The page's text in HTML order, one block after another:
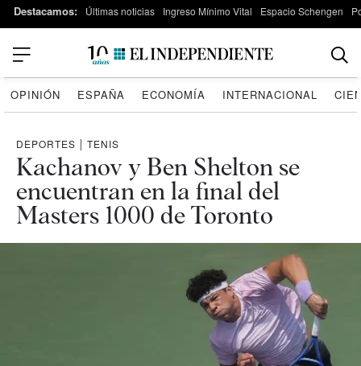
Destacamos: Últimas noticias Ingreso Mínimo Vital Espacio Schengen
OPINIÓN ESPAÑA ECONOMÍA INTERNACIONAL
DEPORTES | TENIS
Kachanov y Ben Shelton se
encuentran en la final del
Masters 1000 de Toronto